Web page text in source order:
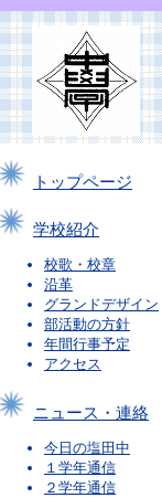
トップページ
学校紹介
校歌・校章
沿革
グランドデザイン
部活動の方針
年間行事予定
アクセス
ニュース・連絡
今日の塩田中
１学年通信
２学年通信